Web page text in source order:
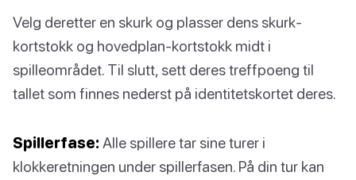
Velg deretter en skurk og plasser dens skurk-
kortstokk og hovedplan-kortstokk midt i
spilleområdet. Til slutt, sett deres treffpoeng til
tallet som finnes nederst på identitetskortet deres.
Spillerfase: Alle spillere tar sine turer i
klokkeretningen under spillerfasen. På din tur kan